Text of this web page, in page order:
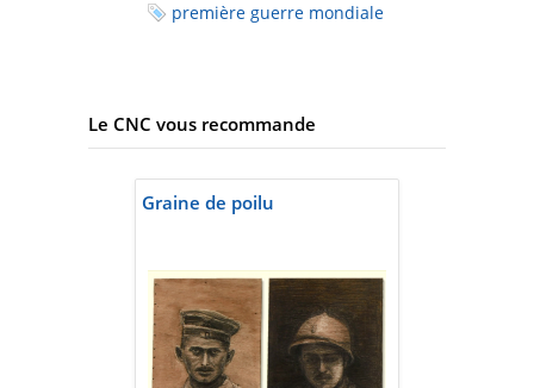
première guerre mondiale
Le CNC vous recommande
Graine de poilu